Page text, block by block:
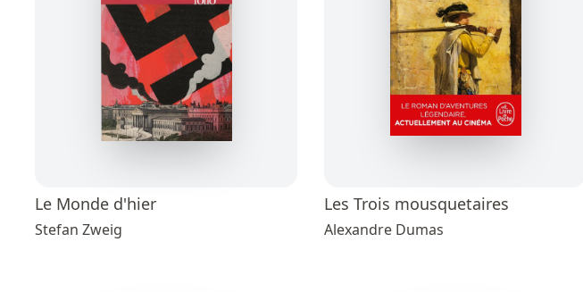
Le Monde d'hier
Stefan Zweig
Les Trois mousquetaires
Alexandre Dumas